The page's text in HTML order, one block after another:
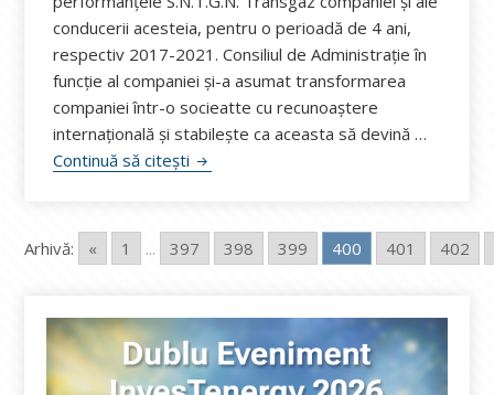
conducerii acesteia, pentru o perioadă de 4 ani,
respectiv 2017-2021. Consiliul de Administrație în
funcție al companiei și-a asumat transformarea
companiei într-o socieatte cu recunoaștere
internațională și stabilește ca aceasta să devină …
Continuă să citești Ministerul Economiei, Scrisoare de
Arhivă: « 1 ... 397 398 399 400 401 402